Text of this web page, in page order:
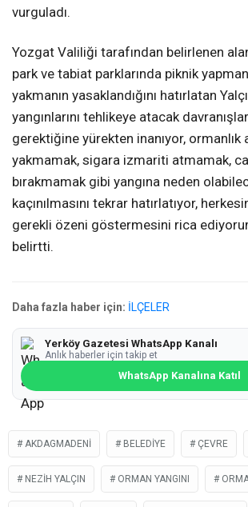
vurguladı.
Yozgat Valiliği tarafından belirlenen
park ve tabiat parklarında piknik
yakmanın yasaklandığını hatırlatan
yangınlarını tehlikeye atacak
gerektiğine yürekten inanıyor, ormanlık
yakmamak, sigara izmariti atmamak,
bırakmamak gibi yangına neden
kaçınılmasını tekrar hatırlatıyor,
gerekli özeni göstermesini rica
belirtti.
Daha fazla haber için: İLÇELER
Yerköy Gazetesi WhatsApp Kanalı
Anlık haberler için takip et
WhatsApp Kanalına Katıl
AKDAGMADENI BELEDIYE ÇEVRE
NEZIH YALÇIN ORMAN YANGINI